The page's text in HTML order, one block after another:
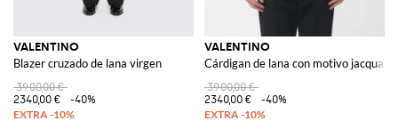
VALENTINO
Blazer cruzado de lana virgen
3900,00 €
2340,00 €
-40%
VALENTINO
Cárdigan de lana con motivo jacquard
3900,00 €
2340,00 €
-40%